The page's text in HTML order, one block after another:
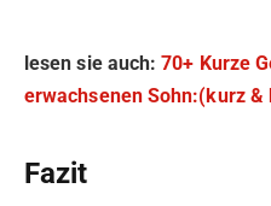
lesen sie auch:70+ Kurze
erwachsenen Sohn:(kurz &
Fazit